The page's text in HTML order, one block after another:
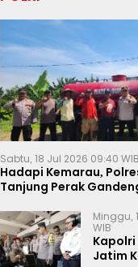
Sabtu, 18 Jul 2026 09:40 WIB
Hadapi Kemarau,
Tanjung Perak
Minggu,
WIB
Jatim